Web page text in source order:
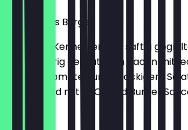
Bacon Eggs Burger
Für echte Kenner: erlebe saftig
und knusprig gebratenen Bacon mit
frischen Tomaten und knackigem
serviert und mit BBQ- und Burger